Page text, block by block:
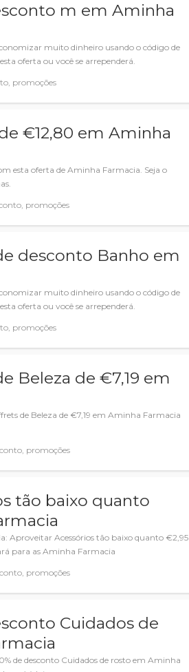
m em Aminha
muito dinheiro usando o código de
oferta ou você se arrependerá.
promoções
€12,80 em Aminha
esta oferta de Aminha Farmacia. Seja o
promoções
desconto Banho em
muito dinheiro usando o código de
oferta ou você se arrependerá.
promoções
Beleza de €7,19 em
de Beleza de €7,19 em Aminha Farmacia
promoções
tão baixo quanto
Aproveitar Acessórios tão baixo quanto €2,95
para as Aminha Farmacia
promoções
Cuidados de
de desconto Cuidados de rosto em Aminha